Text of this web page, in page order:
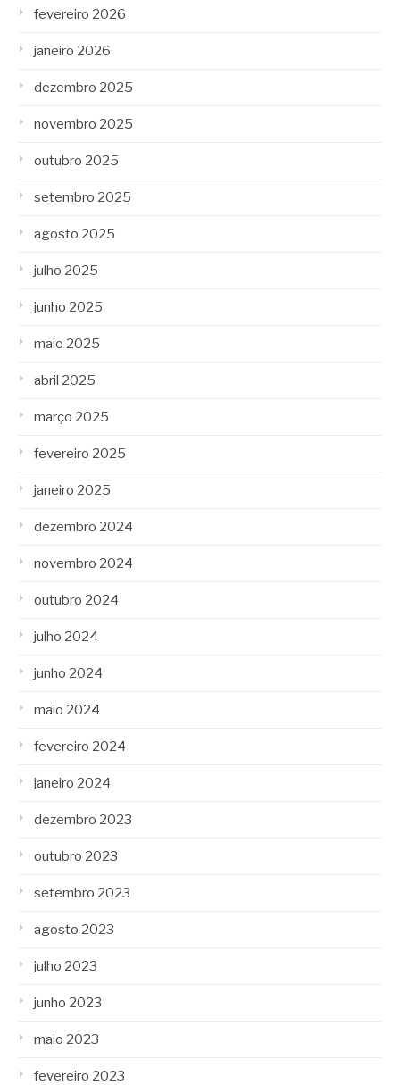
fevereiro 2026
janeiro 2026
dezembro 2025
novembro 2025
outubro 2025
setembro 2025
agosto 2025
julho 2025
junho 2025
maio 2025
abril 2025
março 2025
fevereiro 2025
janeiro 2025
dezembro 2024
novembro 2024
outubro 2024
julho 2024
junho 2024
maio 2024
fevereiro 2024
janeiro 2024
dezembro 2023
outubro 2023
setembro 2023
agosto 2023
julho 2023
junho 2023
maio 2023
fevereiro 2023